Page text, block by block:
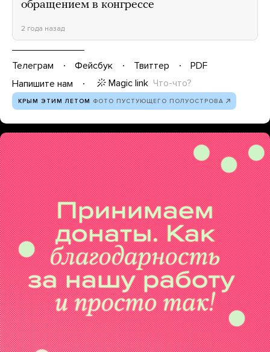
обращением в конгрессе
2 года назад
Телеграм Фейсбук Твиттер
PDF
Напишите нам
Magic link Что-что?
КРЫМ ЭТИМ ЛЕТОМ ФОТО ПУСТУЮЩЕГО ПОЛУОСТРОВА